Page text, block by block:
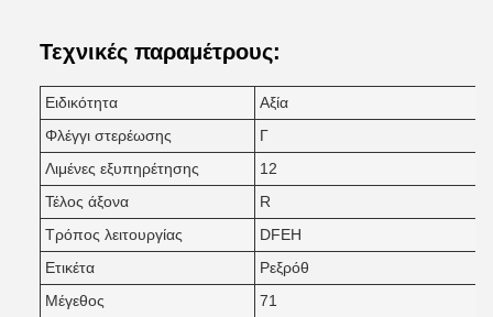
Τεχνικές παραμέτρους:
Ειδικότητα
Αξία
Φλέγγι στερέωσης
Γ
Λιμένες εξυπηρέτησης
12
Τέλος άξονα
R
Τρόπος λειτουργίας
DFEH
Ετικέτα
Ρεξρόθ
Μέγεθος
71